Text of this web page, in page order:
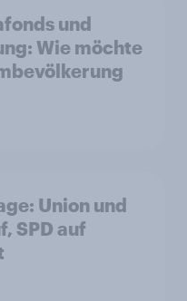
und
Wie möchte
Union und
SPD auf